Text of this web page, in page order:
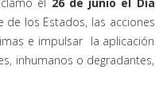
de los Estados, las acciones
e impulsar la aplicación
inhumanos o degradantes,